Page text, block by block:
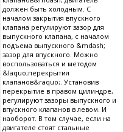
должен быть холодным. С
началом закрытия впускного
клапана регулируют зазор для
выпускного клапана, с началом
подъема выпускного &mdash;
зазор для впускного. Можно
воспользоваться и методом
&laquo;перекрытия
клапанов&raquo;. Установив
перекрытие в правом цилиндре,
регулируют зазоры выпускного и
впускного клапанов в левом. И
наоборот. В том случае, если на
двигателе стоят стальные